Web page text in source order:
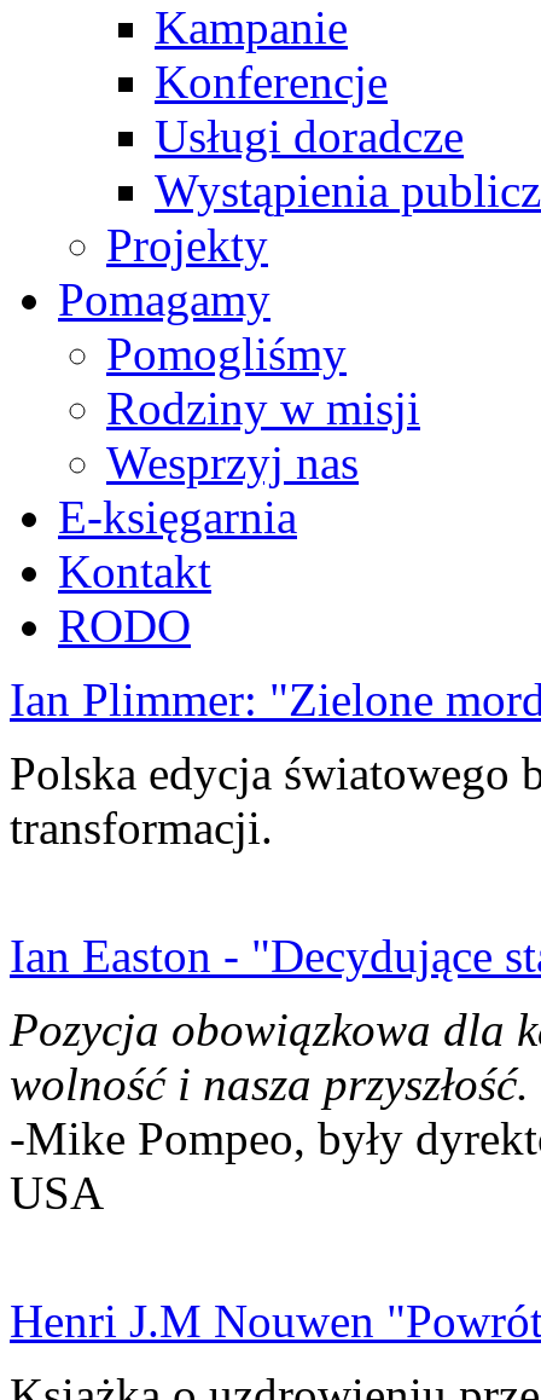
Kampanie
Konferencje
Usługi doradcze
Wystąpienia
Projekty
Pomagamy
Pomogliśmy
Rodziny w misji
Wesprzyj nas
E-księgarnia
Kontakt
RODO
Ian Plimmer: "Zielone
Polska edycja światowego
transformacji.
Ian Easton - "Decydujące
Pozycja obowiązkowa dla
wolność i nasza przyszłość.
-Mike Pompeo, były
USA
Henri J.M Nouwen